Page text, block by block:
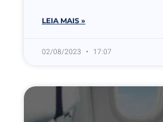
LEIA MAIS »
02/08/2023 17:07